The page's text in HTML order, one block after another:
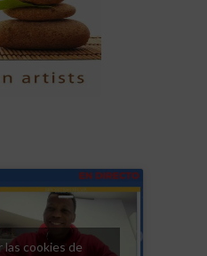
las cookies de